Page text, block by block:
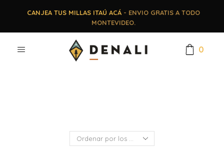
CANJEA TUS MILLAS ITAÚ ACÁ- ENVIO GRATIS A TODO
MONTEVIDEO.
0